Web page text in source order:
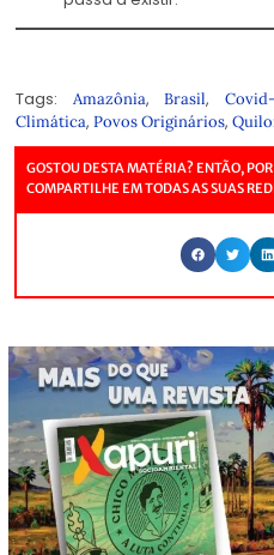
Tags: Amazônia, Brasil,
Climática, Povos Originários,
GOSTOU DESTA MATÉRIA? ENTÃO,
COMPARTILHE EM TODAS AS SUAS